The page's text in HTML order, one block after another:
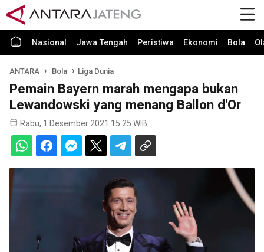
Nasional Jawa Tengah Peristiwa Ekonomi Bola
ANTARA Bola Liga Dunia
Pemain Bayern marah mengapa bukan
Lewandowski yang menang Ballon d'Or
Rabu, 1 Desember 2021 15:25 WIB